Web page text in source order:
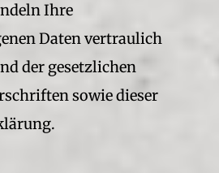
Ihre
Daten vertraulich
der gesetzlichen
sowie dieser